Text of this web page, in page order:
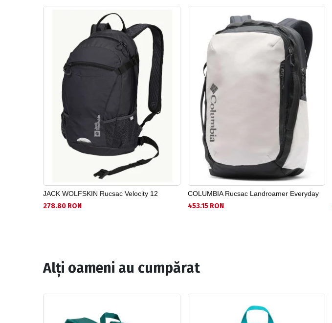
JACK WOLFSKIN Rucsac Velocity 12
278.80 RON
COLUMBIA Rucsac Landroamer Everyday
453.15 RON
Alți oameni au cumpărat